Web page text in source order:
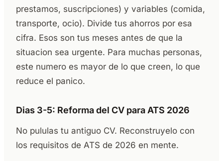
prestamos, suscripciones) y variables (comida,
transporte, ocio). Divide tus ahorros por esa
cifra. Esos son tus meses antes de que la
situacion sea urgente. Para muchas personas,
este numero es mayor de lo que creen, lo que
reduce el panico.
Dias 3-5: Reforma del CV para ATS 2026
No pululas tu antiguo CV. Reconstruyelo con
los requisitos de ATS de 2026 en mente.